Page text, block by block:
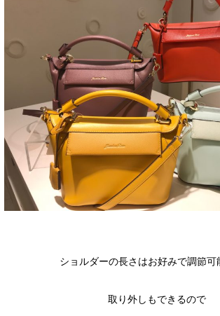
ショルダーの長さはお好みで調節
取り外しもできるので